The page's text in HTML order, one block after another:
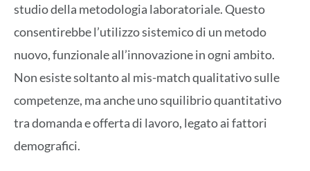
studio della metodologia laboratoriale. Questo
consentirebbe l’utilizzo sistemico di un metodo
nuovo, funzionale all’innovazione in ogni ambito.
Non esiste soltanto al mis-match qualitativo sulle
competenze, ma anche uno squilibrio quantitativo
tra domanda e offerta di lavoro, legato ai fattori
demografici.